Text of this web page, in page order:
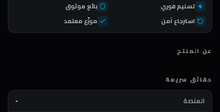
تسليم فوري
بائع موثوق
استرجاع آمن
موزّع معتمد
عن المنتج
حقائق سريعة
المنصة
-